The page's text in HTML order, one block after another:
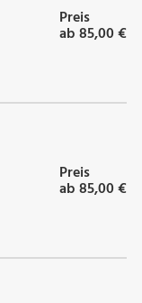
Preis
ab 85,00 €
Preis
ab 85,00 €